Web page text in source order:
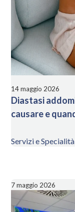
14 maggio 2026
Diastasi
causare e
Servizi e Specialità
7 maggio 2026